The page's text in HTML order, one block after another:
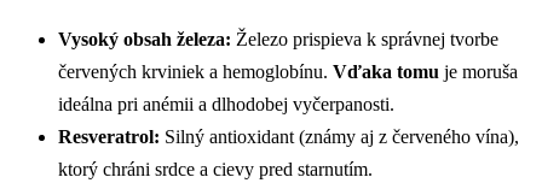
Vysoký obsah železa: Železo prispieva k správnej tvorbe
červených krviniek a hemoglobínu. Vďaka tomu je moruša
ideálna pri anémii a dlhodobej vyčerpanosti.
Resveratrol: Silný antioxidant (známy aj z červeného vína),
ktorý chráni srdce a cievy pred starnutím.